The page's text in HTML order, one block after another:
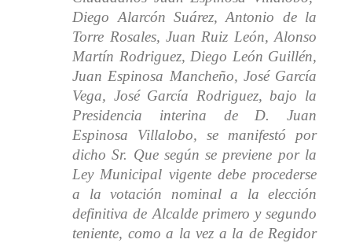
Diego Alarcón Suárez, Antonio de la
Torre Rosales, Juan Ruiz León, Alonso
Martín Rodriguez, Diego León Guillén,
Juan Espinosa Mancheño, José García
Vega, José García Rodriguez, bajo la
Presidencia interina de D. Juan
Espinosa Villalobo, se manifestó por
dicho Sr. Que según se previene por la
Ley Municipal vigente debe procederse
a la votación nominal a la elección
definitiva de Alcalde primero y segundo
teniente, como a la vez a la de Regidor